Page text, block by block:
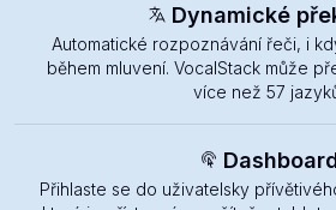
Dynamické
Automatické rozpoznávání řeči, i
během mluvení. VocalStack může
více než 57
Přihlaste se do uživatelsky